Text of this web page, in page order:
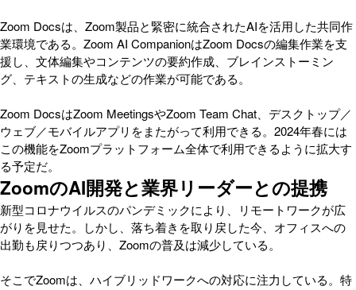
Zoom Docsは、Zoom製品と緊密に統合されたAIを活用した共同作
業環境である。Zoom AI CompanionはZoom Docsの編集作業を支
援し、文体編集やコンテンツの要約作成、ブレインストーミン
グ、テキストの生成などの作業が可能である。
Zoom DocsはZoom MeetingsやZoom Team Chat、デスクトップ／
ウェブ／モバイルアプリをまたがって利用できる。2024年春には
この機能をZoomプラットフォーム全体で利用できるように拡大す
る予定だ。
ZoomのAI開発と業界リーダーとの提携
新型コロナウイルスのパンデミックにより、リモートワークが広
がりを見せた。しかし、落ち着きを取り戻した今、オフィスへの
出勤も戻りつつあり、Zoomの普及は減少している。
そこでZoomは、ハイブリッドワークへの対応に注力している。特